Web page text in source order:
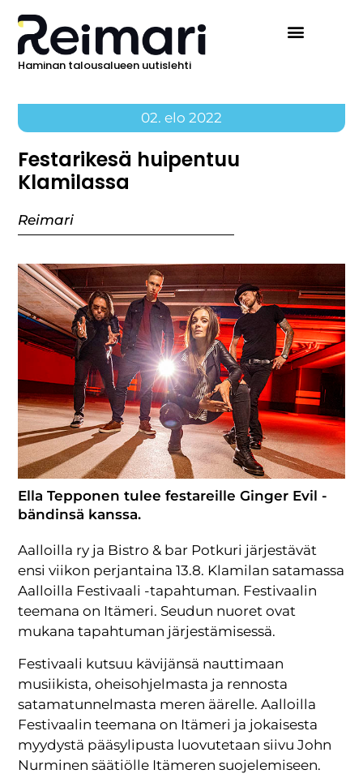
Haminan talousalueen uutislehti
02. elo 2022
Festarikesä huipentuu
Klamilassa
Reimari
Ella Tepponen tulee festareille Ginger Evil -
bändinsä kanssa.
Aalloilla ry ja Bistro & bar Potkuri järjestävät
ensi viikon perjantaina 13.8. Klamilan satamassa
Aalloilla Festivaali -tapahtuman. Festivaalin
teemana on Itämeri. Seudun nuoret ovat
mukana tapahtuman järjestämisessä.
Festivaali kutsuu kävijänsä nauttimaan
musiikista, oheisohjelmasta ja rennosta
satamatunnelmasta meren äärelle. Aalloilla
Festivaalin teemana on Itämeri ja jokaisesta
myydystä pääsylipusta luovutetaan siivu John
Nurminen säätiölle Itämeren suojelemiseen.